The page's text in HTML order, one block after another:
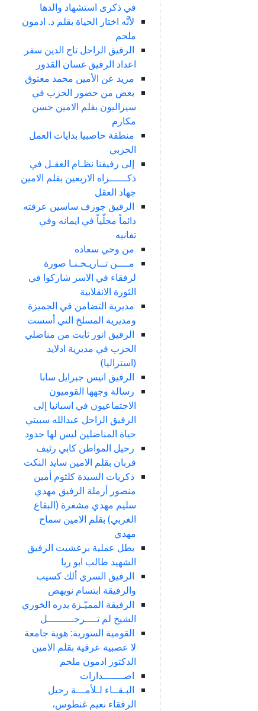
في ذكرى استشهاد والدها
لأنَّه اختار الحياة بقلم د. ادمون
ملحم
الرفيق الراحل تاج الدين سفر
اعداد الرفيق غسان القدور
مزيد عن الأمين محمد معتوق
بعض من حضور الحزب في
سيراليون بقلم الامين حسن
مكارم
منطقة حاصبيا بدايات العمل
الحزبي
إلى رفيقنا نظـام العقـل في
ذكــــــراه الاربعين بقلم الامين
جهاد العقل
الرفيق جوزف ساسين عرفته
دائماً مجلّياً في ايمانه وفي
تفانيه
من وحي سعاده
مــــن تــاريـخـنـا صورة
لرفقاء في الاسر شاركوا في
الثورة الانقلابية
مديرية التضامن في الجميزة
ومديرية المسلخ التي أسست
الرفيق انور ثابت من مناضلي
الحزب في مديرية ادلايد
(استراليا)
الرفيق انيس جبرايل سابا
رسالة وجهها القوميون
الاجتماعيون في اسبانيا إلى
الرفيق الراحل عبدالله سبيتي
حياة المناضلين ليس لها حدود
رحيل المواطن كابي رئيف
قربان بقلم الامين سايد النكت
ذكريات السيدة كلثوم أمين
منصور أرملة الرفيق مهدي
سليم مهدي مشغرة (البقاع
الغربي) بقلم الامين سماح
مهدي
بطل عملية برعشيت الرفيق
الشهيد طالب ابو ريا
الرفيق السري ألك كسيب
والرفيقة ابتسام نويهض
الرفيقة المميّـزة بدره الخوري
الشيخ لم تــــرحـــــــــل
القومية السورية: هوية جامعة
لا عصبية عرقية بقلم الامين
الدكتور ادمون ملحم
اصـــــــدارات
البـقــاء لـلأمـــة رحيل
الرفقاء نعيم غنطوس،